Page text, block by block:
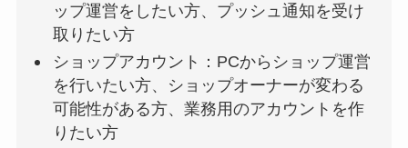
ップ運営をしたい方、プッシュ通知を受け
取りたい方
ショップアカウント：PCからショップ運営
を行いたい方、ショップオーナーが変わる
可能性がある方、業務用のアカウントを作
りたい方